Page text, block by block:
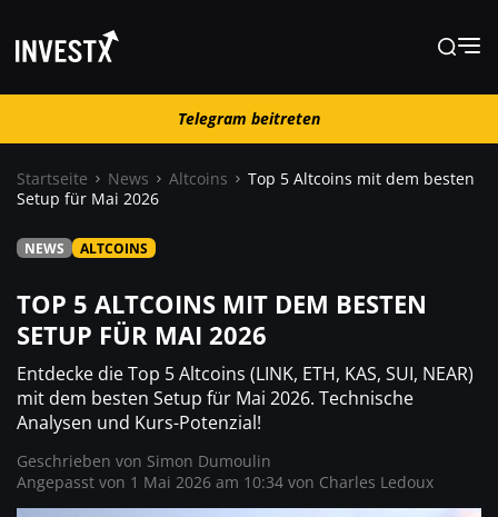
Telegram beitreten
Lernen
Trading
Wo kaufen ?
Casino
Telegram beitreten
Startseite News Altcoins
Top 5 Altcoins mit dem besten
Setup für Mai 2026
NEWS ALTCOINS
TOP 5 ALTCOINS MIT DEM BESTEN
SETUP FÜR MAI 2026
Entdecke die Top 5 Altcoins (LINK, ETH, KAS, SUI, NEAR)
mit dem besten Setup für Mai 2026. Technische
Analysen und Kurs-Potenzial!
Geschrieben von Simon Dumoulin
Angepasst von 1 Mai 2026 am 10:34 von Charles Ledoux